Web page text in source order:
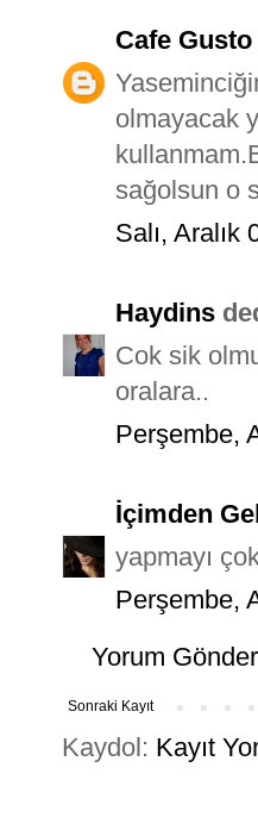
Cafe Gusto
olmayacak
sağolsun o
Salı, Aralık
Haydins
Cok sik
oralara..
Perşembe,
İçimden
yapmayı
Perşembe,
Yorum Gönder
Sonraki Kayıt
Kaydol: Kayıt